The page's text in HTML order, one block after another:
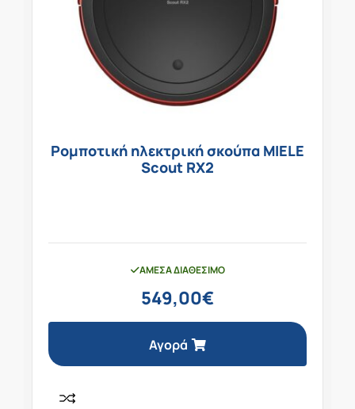
Ρομποτική ηλεκτρική σκούπα MIELE
Scout RX2
ΆΜΕΣΑ ΔΙΑΘΈΣΙΜΟ
549,00€
Αγορά